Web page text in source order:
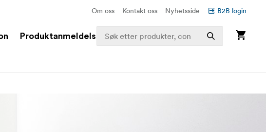
Om oss Kontakt oss Nyhetsside B2B login
Produktanmeldelser